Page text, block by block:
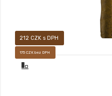
212 CZK s DPH
175 CZK bez DPH